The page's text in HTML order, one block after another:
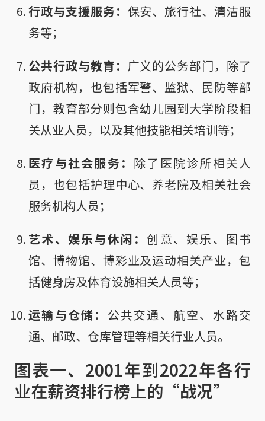
行政与支援服务： 保安、旅行社、清洁服
务等；
公共行政与教育： 广义的公务部门，除了
政府机构，也包括军警、监狱、民防等部
门，教育部分则包含幼儿园到大学阶段相
关从业人员，以及其他技能相关培训等；
医疗与社会服务： 除了医院诊所相关人
员，也包括护理中心、养老院及相关社会
服务机构人员；
艺术、娱乐与休闲：创意、娱乐、图书
馆、博物馆、博彩业及运动相关产业，包
括健身房及体育设施相关人员等；
运输与仓储： 公共交通、航空、水路交
通、邮政、仓库管理等相关行业人员。
图表一、2001年到2022年各行
业在薪资排行榜上的“战况”